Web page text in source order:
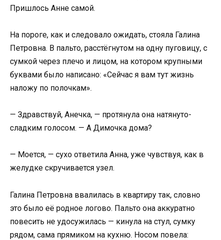
Пришлось Анне самой.
На пороге, как и следовало ожидать, стояла Галина
Петровна. В пальто, расстёгнутом на одну пуговицу, с
сумкой через плечо и лицом, на котором крупными
буквами было написано: «Сейчас я вам тут жизнь
наложу по полочкам».
— Здравствуй, Анечка, — протянула она натянуто-
сладким голосом. — А Димочка дома?
— Моется, — сухо ответила Анна, уже чувствуя, как в
желудке скручивается узел.
Галина Петровна ввалилась в квартиру так, словно
это было её родное логово. Пальто она аккуратно
повесить не удосужилась — кинула на стул, сумку
рядом, сама прямиком на кухню. Носом повела: